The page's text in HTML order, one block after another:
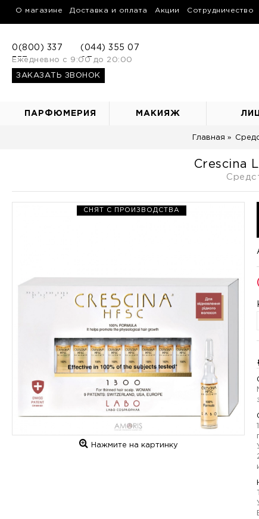
О магазине Доставка и оплата Акции Сотрудничество
0(800) 337
337
(044) 355 07
07
Ежедневно с 9:00 до 20:00
ЗАКАЗАТЬ ЗВОНОК
ПАРФЮМЕРИЯ МАКИЯЖ
Главная
Crescina
СНЯТ С ПРОИЗВОДСТВА
Нажмите на картинку